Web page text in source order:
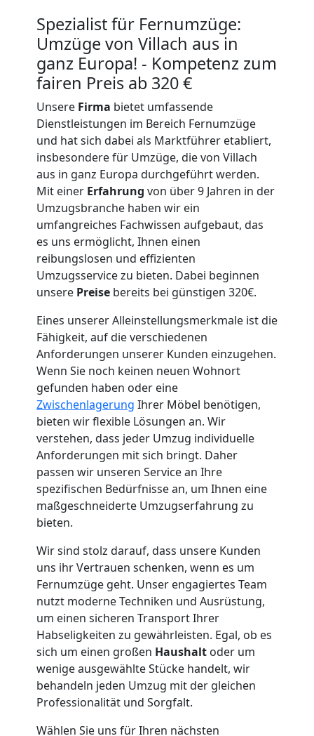
Spezialist für Fernumzüge:
Umzüge von Villach aus in
ganz Europa! - Kompetenz zum
fairen Preis ab 320 €
Unsere Firma bietet umfassende
Dienstleistungen im Bereich Fernumzüge
und hat sich dabei als Marktführer etabliert,
insbesondere für Umzüge, die von Villach
aus in ganz Europa durchgeführt werden.
Mit einer Erfahrung von über 9 Jahren in der
Umzugsbranche haben wir ein
umfangreiches Fachwissen aufgebaut, das
es uns ermöglicht, Ihnen einen
reibungslosen und effizienten
Umzugsservice zu bieten. Dabei beginnen
unsere Preise bereits bei günstigen 320€.
Eines unserer Alleinstellungsmerkmale ist die
Fähigkeit, auf die verschiedenen
Anforderungen unserer Kunden einzugehen.
Wenn Sie noch keinen neuen Wohnort
gefunden haben oder eine
Zwischenlagerung Ihrer Möbel benötigen,
bieten wir flexible Lösungen an. Wir
verstehen, dass jeder Umzug individuelle
Anforderungen mit sich bringt. Daher
passen wir unseren Service an Ihre
spezifischen Bedürfnisse an, um Ihnen eine
maßgeschneiderte Umzugserfahrung zu
bieten.
Wir sind stolz darauf, dass unsere Kunden
uns ihr Vertrauen schenken, wenn es um
Fernumzüge geht. Unser engagiertes Team
nutzt moderne Techniken und Ausrüstung,
um einen sicheren Transport Ihrer
Habseligkeiten zu gewährleisten. Egal, ob es
sich um einen großen Haushalt oder um
wenige ausgewählte Stücke handelt, wir
behandeln jeden Umzug mit der gleichen
Professionalität und Sorgfalt.
Wählen Sie uns für Ihren nächsten
Umzugshelfer
Villach
Möbeltaxi
Villach
Kleintransport
Villach
Möbelmontage